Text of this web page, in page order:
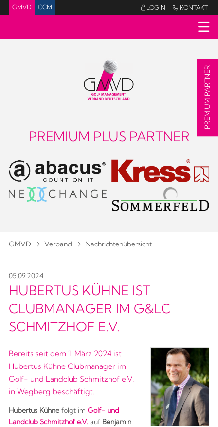
GMVD CCM LOGIN  KONTAKT
PREMIUM PLUS PARTNER
GMVD Verband Nachrichtenübersicht
05.09.2024
HUBERTUS KÜHNE IST
CLUBMANAGER IM G&LC
SCHMITZHOF E.V.
Bereits seit dem 1. März 2024 ist
Hubertus Kühne Clubmanager im
Golf- und Landclub Schmitzhof e.V.
in Wegberg beschäftigt.
Hubertus Kühnefolgt im Golf- und
Landclub Schmitzhof e.V. auf Benjamin
PREMIUM PARTNER